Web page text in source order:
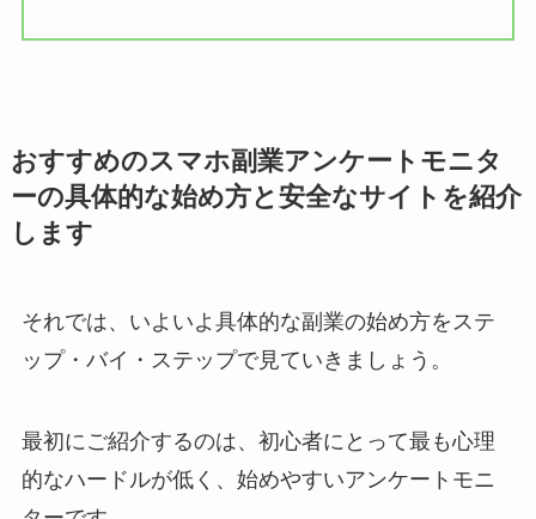
おすすめのスマホ副業アンケートモニタ
ーの具体的な始め方と安全なサイトを紹介
します
それでは、いよいよ具体的な副業の始め方をステ
ップ・バイ・ステップで見ていきましょう。
最初にご紹介するのは、初心者にとって最も心理
的なハードルが低く、始めやすいアンケートモニ